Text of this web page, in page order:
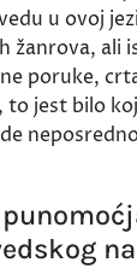
u ovoj
žanrova, ali
poruke,
jest bilo